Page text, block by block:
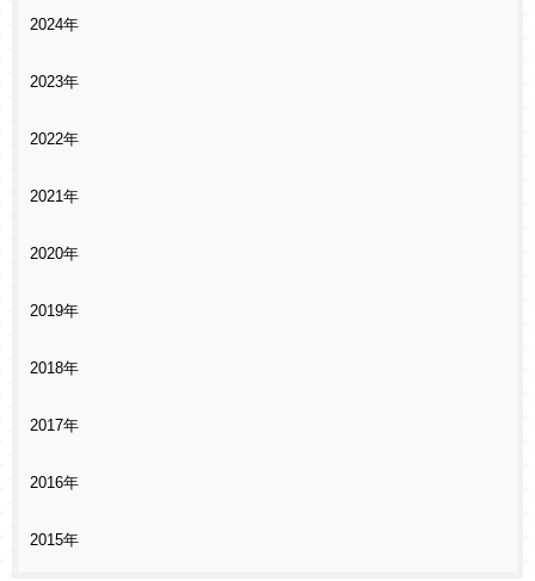
2024年
2023年
2022年
2021年
2020年
2019年
2018年
2017年
2016年
2015年